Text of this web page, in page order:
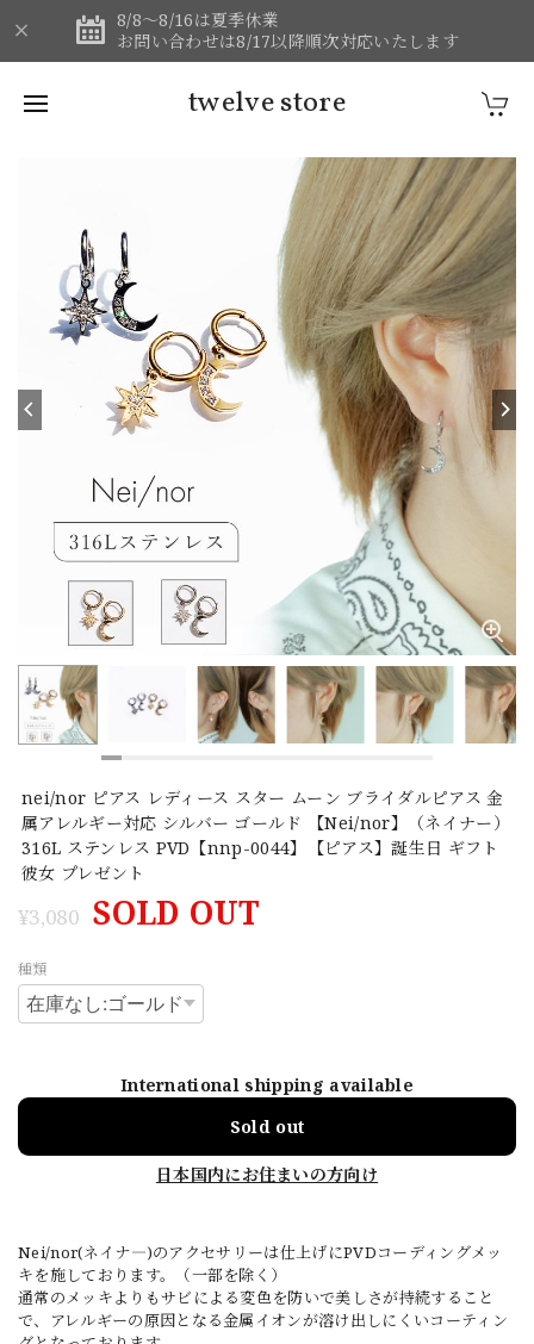
8/8～8/16は夏季休業
お問い合わせは8/17以降順次対応いたします
twelve store
nei/nor ピアス レディース スター ムーン ブライダルピアス 金
属アレルギー対応 シルバー ゴールド 【Nei/nor】（ネイナー）
316L ステンレス PVD【nnp-0044】【ピアス】誕生日 ギフト
彼女 プレゼント
¥3,080 SOLD OUT
種類
International shipping available
Sold out
日本国内にお住まいの方向け
Nei/nor(ネイナ―)のアクセサリーは仕上げにPVDコーディングメッ
キを施しております。（一部を除く）
通常のメッキよりもサビによる変色を防いで美しさが持続すること
で、アレルギーの原因となる金属イオンが溶け出しにくいコーティン